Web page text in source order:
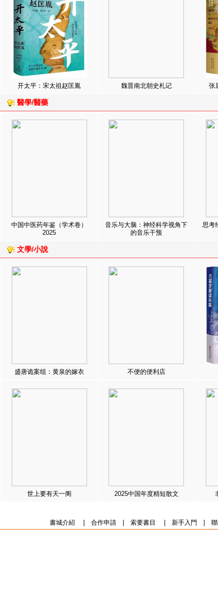
开太平：宋太祖赵匡胤 魏晋南北朝史札记 张
醫學/醫藥
中国中医药年鉴（学术卷）
2025
音乐与大脑：神经科学视角下
的音乐干预
思考
文學/小說
盛唐诡案组：黄泉的嫁衣 不便的便利店
世上要有天一阁 2025中国年度精短散文
書城介紹 合作申請| 索要書目 新手入門